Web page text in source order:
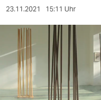
berlin
nord
wahrheit
verlag
verlag
23.11.2021 15:11 Uhr